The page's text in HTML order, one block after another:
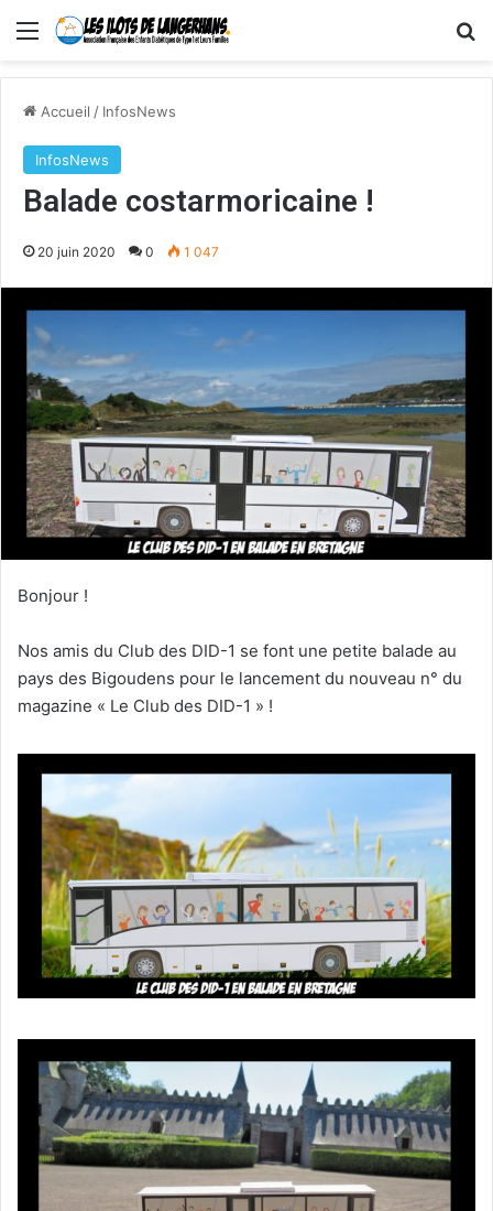
Menu
Accueil / InfosNews
InfosNews
Balade costarmoricaine !
20 juin 2020 0 1 047
Bonjour !
Nos amis du Club des DID-1 se font une petite balade au
pays des Bigoudens pour le lancement du nouveau n° du
magazine « Le Club des DID-1 » !